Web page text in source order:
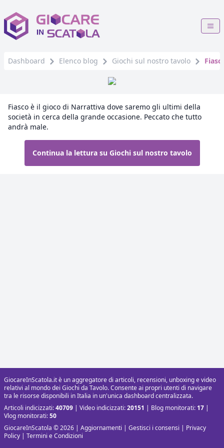
Dashboard Elenco blog Giochi sul nostro tavolo
Fiasco è il gioco di Narrattiva dove saremo gli ultimi della
società in cerca della grande occasione. Peccato che tutto
andrà male.
Continua la lettura su Giochi sul nostro tavolo
GiocareInScatola.it è un aggregatore di articoli, recensioni, unboxing e video
relativi al mondo dei Giochi da Tavolo. Consente ai propri utenti di navigare
tra le risorse disponibili in Italia in un'unica dashboard centralizzata.
Articoli indicizzati:40709 | Video indicizzati:20151 | Blog monitorati: 17 |
Vlog monitorati:50
GiocareInScatola © 2026 | Aggiornamenti | Gestisci i consensi | Privacy
Policy | Termini e Condizioni